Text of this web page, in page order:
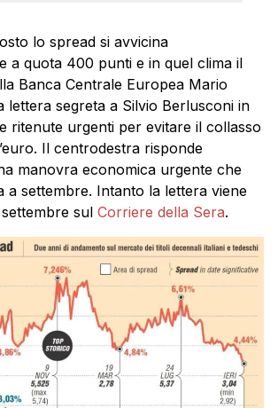
lo spread si avvicina
a quota 400 punti e in quel clima il
Banca Centrale Europea Mario
lettera segreta a Silvio Berlusconi in
ritenute urgenti per evitare il collasso
Il centrodestra risponde
manovra economica urgente che
a settembre. Intanto la lettera viene
sul Corriere della Sera.